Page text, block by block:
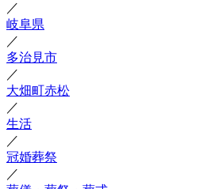
／
岐阜県
／
多治見市
／
大畑町赤松
／
生活
／
冠婚葬祭
／